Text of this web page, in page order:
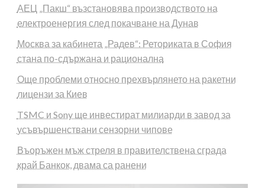
АЕЦ „Пакш“ възстановява производството на
електроенергия след покачване на Дунав
Москва за кабинета „Радев“: Реториката в София
стана по-сдържана и рационална
Още проблеми относно прехвърлянето на ракетни
лицензи за Киев
TSMC и Sony ще инвестират милиарди в завод за
усъвършенствани сензорни чипове
Въоръжен мъж стреля в правителствена сграда
край Банкок, двама са ранени